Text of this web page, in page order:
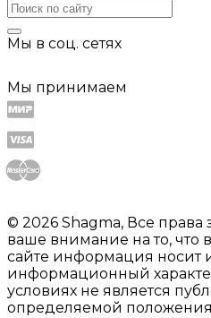
Мы в соц. сетях
Мы принимаем
© 2026 Shagma, Все
ваше внимание на то, что
сайте информация носит
информационный
условиях не является
определяемой